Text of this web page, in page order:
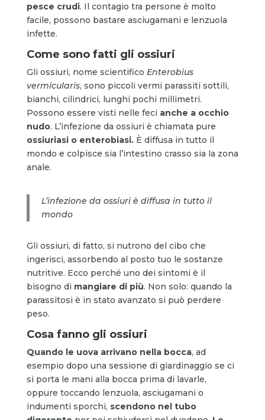
pesce crudi. Il contagio tra persone è molto
facile, possono bastare asciugamani e lenzuola
infette.
Come sono fatti gli ossiuri
Gli ossiuri, nome scientifico Enterobius
vermicularis, sono piccoli vermi parassiti sottili,
bianchi, cilindrici, lunghi pochi millimetri.
Possono essere visti nelle feci anche a occhio
nudo. L’infezione da ossiuri è chiamata pure
ossiuriasi o enterobiasi. È diffusa in tutto il
mondo e colpisce sia l’intestino crasso sia la zona
anale.
L’infezione da ossiuri è diffusa in tutto il
mondo
Gli ossiuri, di fatto, si nutrono del cibo che
ingerisci, assorbendo al posto tuo le sostanze
nutritive. Ecco perché uno dei sintomi è il
bisogno di mangiare di più. Non solo: quando la
parassitosi è in stato avanzato si può perdere
peso.
Cosa fanno gli ossiuri
Quando le uova arrivano nella bocca, ad
esempio dopo una sessione di giardinaggio se ci
si porta le mani alla bocca prima di lavarle,
oppure toccando lenzuola, asciugamani o
indumenti sporchi, scendono nel tubo